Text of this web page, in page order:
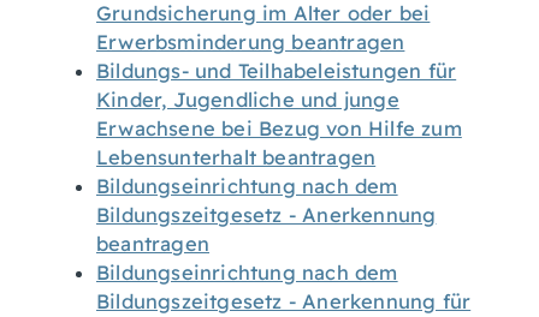
Grundsicherung im Alter oder bei
Erwerbsminderung beantragen
Bildungs- und Teilhabeleistungen für
Kinder, Jugendliche und junge
Erwachsene bei Bezug von Hilfe zum
Lebensunterhalt beantragen
Bildungseinrichtung nach dem
Bildungszeitgesetz - Anerkennung
beantragen
Bildungseinrichtung nach dem
Bildungszeitgesetz - Anerkennung für